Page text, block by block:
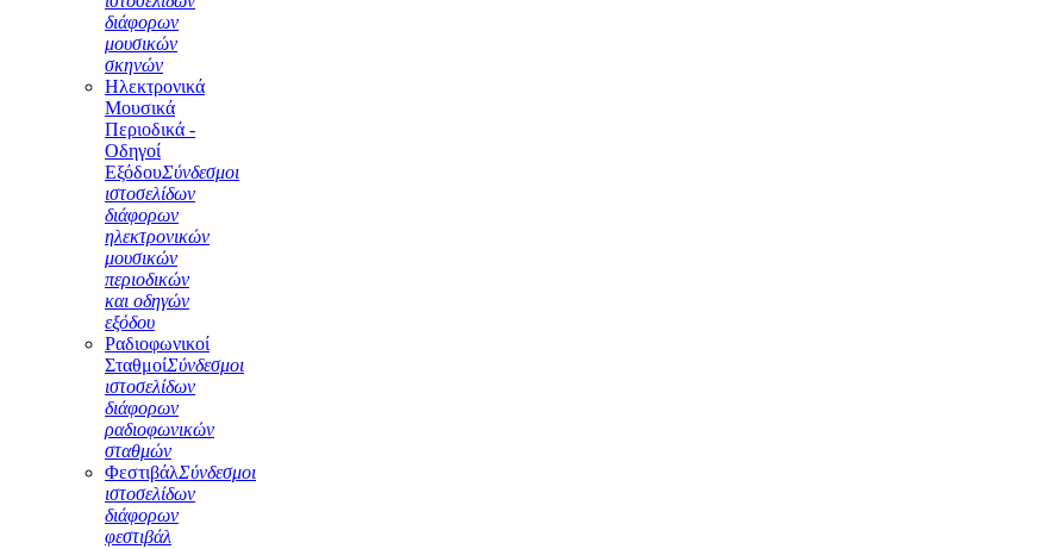
διάφορων
μουσικών
σκηνών
Ηλεκτρονικά
Μουσικά
Περιοδικά -
Οδηγοί
ΕξόδουΣύνδεσμοι
ιστοσελίδων
διάφορων
ηλεκτρονικών
μουσικών
περιοδικών
και οδηγών
εξόδου
Ραδιοφωνικοί
ΣταθμοίΣύνδεσμοι
ιστοσελίδων
διάφορων
ραδιοφωνικών
σταθμών
ΦεστιβάλΣύνδεσμοι
ιστοσελίδων
διάφορων
φεστιβάλ